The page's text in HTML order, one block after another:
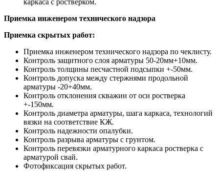
каркаса с ростверком.
Приемка инженером технического надзора
Приемка скрытых работ:
Приемка инженером технического надзора по чеклисту.
Контроль защитного слоя арматуры 50-20мм+10мм.
Контроль толщины песчастной подсыпки +-50мм.
Контроль допуска между стержнями продольной
арматуры -20+40мм.
Контроль отклонения скважин от оси ростверка
+-150мм.
Контроль диаметра арматуры, шага каркаса, технологий
вязки на соответствие КЖ.
Контроль надежности опалубки.
Контроль разрыва арматуры с грунтом.
Контроль перевязки арматурного каркаса ростверка с
арматурой свай.
Фотофиксация скрытых работ.